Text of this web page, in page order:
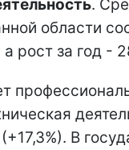
.
области
рост за год -
В